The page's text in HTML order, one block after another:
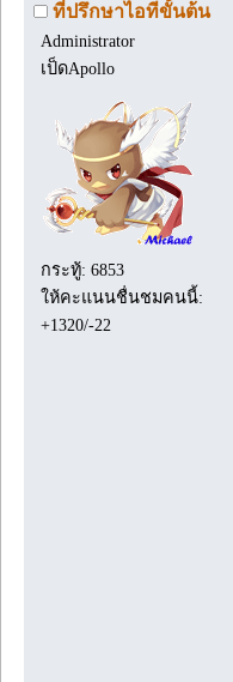
ที่ปรึกษาไอทีขั้นต้น
Administrator
เป็ดApollo
กระทู้: 6853
ให้คะแนนชื่นชมคนนี้:
+1320/-22